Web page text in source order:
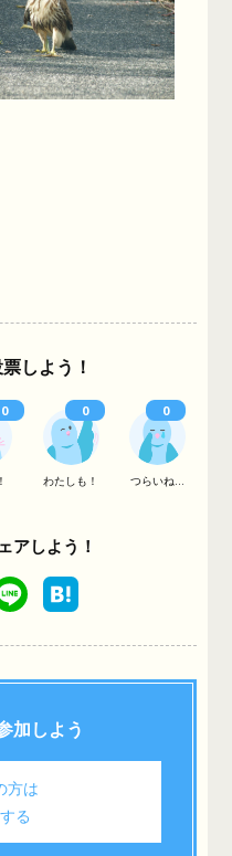
しよう！
わたしも！ つらいね...
0 0 0
アしよう！
加しよう
方は
る